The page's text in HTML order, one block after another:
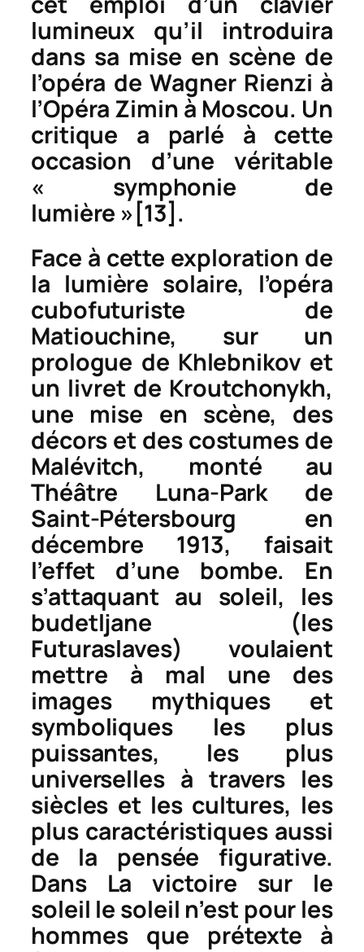
lumineux qu’il introduira
dans sa mise en scène de
l’opéra de Wagner Rienzi à
l’Opéra Zimin à Moscou. Un
critique a parlé à cette
occasion d’une véritable
« symphonie de
lumière » [13] .
Face à cette exploration de
la lumière solaire, l’opéra
cubofuturiste de
Matiouchine, sur un
prologue de Khlebnikov et
un livret de Kroutchonykh,
une mise en scène, des
décors et des costumes de
Malévitch, monté au
Théâtre Luna-Park de
Saint-Pétersbourg en
décembre 1913, faisait
l’effet d’une bombe. En
s’attaquant au soleil, les
budetljane (les
Futuraslaves) voulaient
mettre à mal une des
images mythiques et
symboliques les plus
puissantes, les plus
universelles à travers les
siècles et les cultures, les
plus caractéristiques aussi
de la pensée figurative.
Dans La victoire sur le
soleil le soleil n’est pour les
hommes que prétexte à